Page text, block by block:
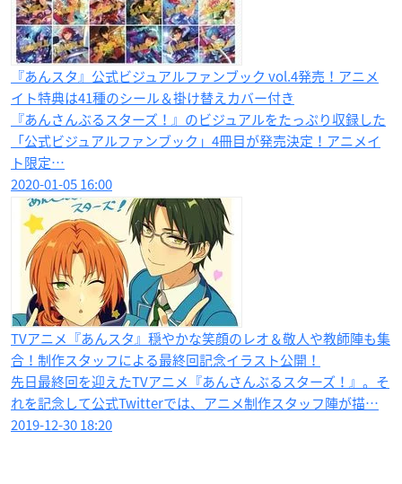
『あんスタ』公式ビジュアルファンブック vol.4発売！アニメ
イト特典は41種のシール＆掛け替えカバー付き
『あんさんぶるスターズ！』のビジュアルをたっぷり収録した
「公式ビジュアルファンブック」4冊目が発売決定！アニメイ
ト限定…
2020-01-05 16:00
TVアニメ『あんスタ』穏やかな笑顔のレオ＆敬人や教師陣も集
合！制作スタッフによる最終回記念イラスト公開！
先日最終回を迎えたTVアニメ『あんさんぶるスターズ！』。そ
れを記念して公式Twitterでは、アニメ制作スタッフ陣が描…
2019-12-30 18:20